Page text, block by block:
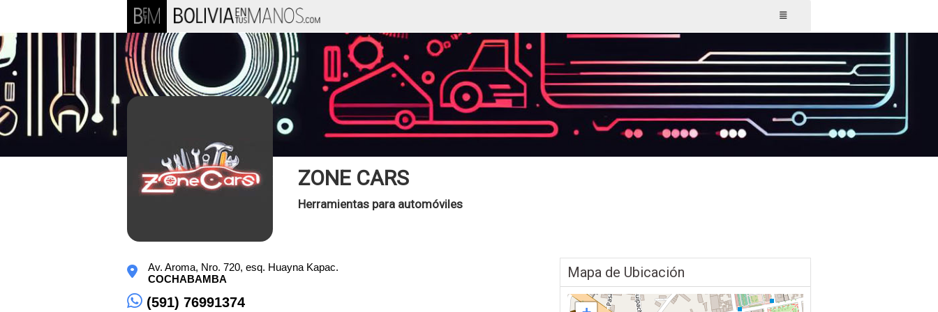
ZONE CARS
Herramientas para automóviles
Av. Aroma, Nro. 720, esq. Huayna Kapac.
COCHABAMBA
(591) 76991374
Mapa de Ubicación